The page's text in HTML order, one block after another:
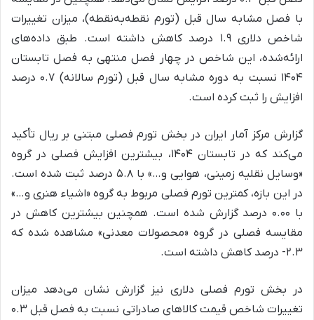
با فصل مشابه سال قبل (تورم نقطه‌به‌نقطه)، میزان تغییرات
شاخص دلاری ۱.۹ درصد کاهش داشته است. طبق داده‌های
ارائه‌شده، این شاخص در چهار فصل منتهی به فصل تابستان
۱۴۰۴ نسبت به دوره مشابه سال قبل (تورم سالانه) ۰.۷ درصد
افزایش را ثبت کرده است.
گزارش مرکز آمار ایران در بخش تورم فصلی مبتنی بر ریال تأکید
می‌کند که در تابستان ۱۴۰۴، بیشترین افزایش فصلی در گروه
«وسایل نقلیه زمینی، هوایی و…» با ۵.۸ درصد ثبت شده است.
در این بازه، کمترین تورم فصلی مربوط به گروه «اشیاء هنری و…»
با ۰.۰۰ درصد گزارش شده است. همچنین بیشترین کاهش در
مقایسه فصلی در گروه «محصولات معدنی» مشاهده شده که
۲.۳- درصد کاهش داشته است.
در بخش تورم فصلی دلاری نیز گزارش نشان می‌دهد میزان
تغییرات شاخص قیمت کالاهای صادراتی نسبت به فصل قبل ۰.۳